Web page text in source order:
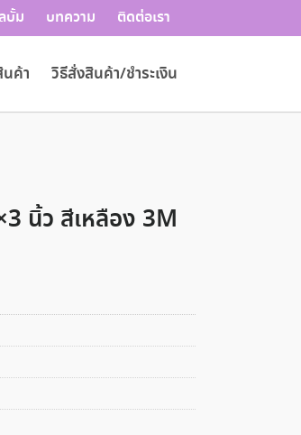
บั้ม บทความ ติดต่อเรา
ค้า วิธีสั่งสินค้า/ชำระเงิน
นิ้ว สีเหลือง 3M